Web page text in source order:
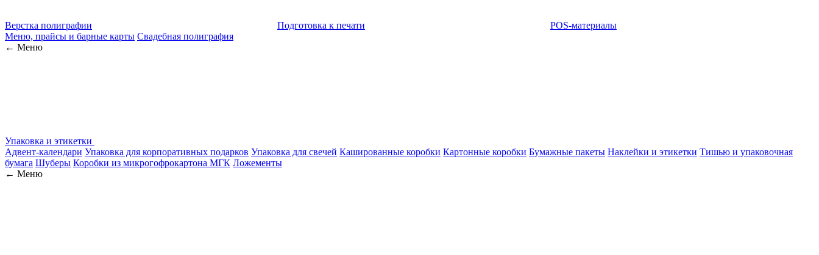
Верстка полиграфии Подготовка к печати
POS-материалы
Меню, прайсы и барные карты Свадебная полиграфия
← Меню
Упаковка и этикетки
Адвент-календари Упаковка для корпоративных подарков Упаковка для свечей Кашированные коробки Картонные коробки Бумажные пакеты Наклейки и этикетки Тишью и упаковочная
бумага Шуберы Коробки из микрогофрокартона МГК Ложементы
← Меню